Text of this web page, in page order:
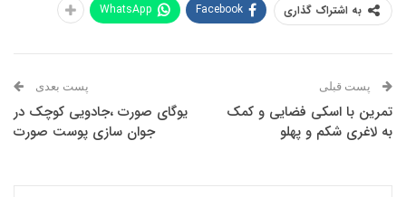
به اشتراک گذاری Facebook
WhatsApp
پست قبلی
تمرین با اسکی فضایی و کمک
به لاغری شکم و پهلو
پست بعدی
یوگای صورت ،جادویی کوچک در
جوان سازی پوست صورت